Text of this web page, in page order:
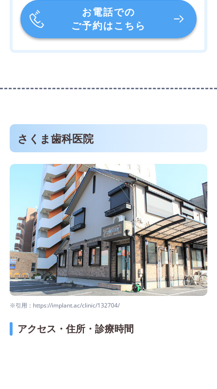
お電話での
ご予約はこちら
さくま歯科医院
※引用：https://implant.ac/clinic/132704/
アクセス・住所・診療時間